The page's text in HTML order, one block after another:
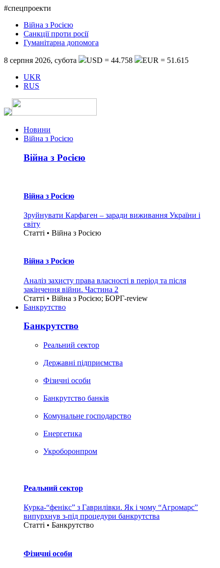
#спецпроекти
Війна з Росією
Санкції проти росії
Гуманітарна допомога
8 серпня 2026, субота USD = 44.758
EUR = 51.615
UKR
RUS
Новини
Війна з Росією
Війна з Росією
Війна з Росією
Зруйнувати Карфаген – заради виживання України і
світу
Статті • Війна з Росією
Війна з Росією
Аналіз захисту права власності в період та після
закінчення війни. Частина 2
Статті • Війна з Росією; БОРГ-review
Банкрутство
Банкрутство
Реальний сектор
Державні підприємства
Фізичні особи
Банкрутство банків
Комунальне господарство
Енергетика
Укроборонпром
Реальний сектор
Курка-“фенікс” з Гаврилівки. Як і чому “Агромарс”
випурхнув з-під процедури банкрутства
Статті • Банкрутство
Фізичні особи